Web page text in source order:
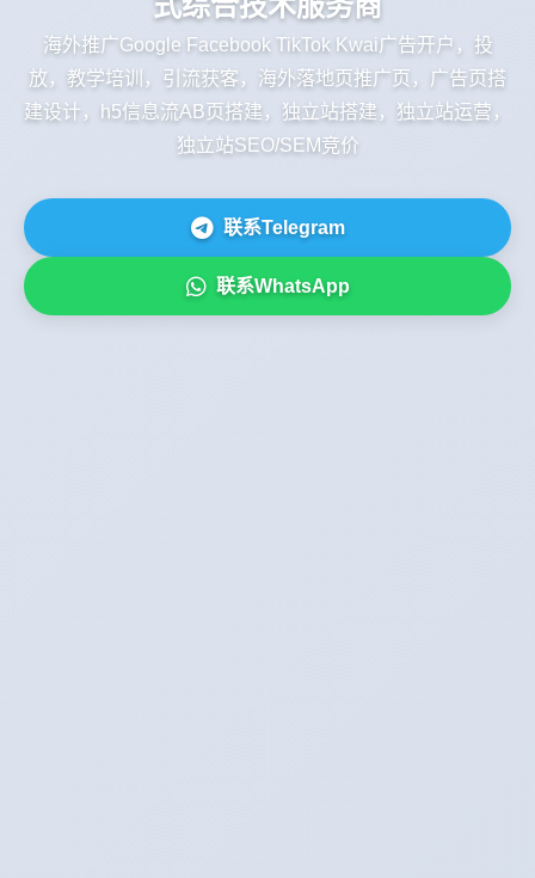
海外推广Google Facebook TikTok Kwai广告开户，投
放，教学培训，引流获客，海外落地页推广页，广告页搭
建设计，h5信息流AB页搭建，独立站搭建，独立站运营，
独立站SEO/SEM竞价
联系Telegram
联系WhatsApp